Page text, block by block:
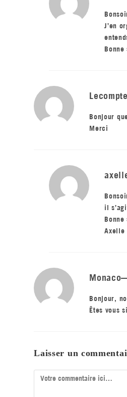
J’en
Lecompte
Bonjour
Merci
il
Axelle
Bonjour,
Êtes vous
Laisser un